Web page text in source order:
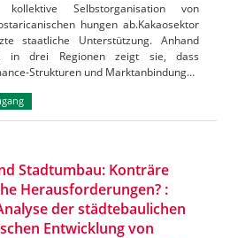
Selbstorganisation von
hungen ab.Kakaosektor
staatliche Unterstützung. Anhand
in drei Regionen zeigt sie, dass
Strukturen und Marktanbindung…
Stadtumbau: Konträre
Herausforderungen? :
der städtebaulichen
Entwicklung von